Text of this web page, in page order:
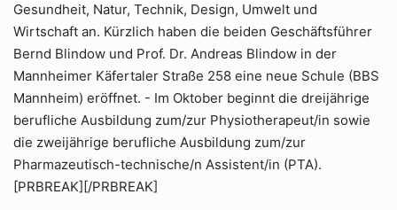
Gesundheit, Natur, Technik, Design, Umwelt und
Wirtschaft an. Kürzlich haben die beiden Geschäftsführer
Bernd Blindow und Prof. Dr. Andreas Blindow in der
Mannheimer Käfertaler Straße 258 eine neue Schule (BBS
Mannheim) eröffnet. - Im Oktober beginnt die dreijährige
berufliche Ausbildung zum/zur Physiotherapeut/in sowie
die zweijährige berufliche Ausbildung zum/zur
Pharmazeutisch-technische/n Assistent/in (PTA).
[PRBREAK][/PRBREAK]